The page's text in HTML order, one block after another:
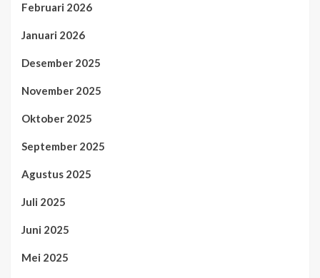
Februari 2026
Januari 2026
Desember 2025
November 2025
Oktober 2025
September 2025
Agustus 2025
Juli 2025
Juni 2025
Mei 2025